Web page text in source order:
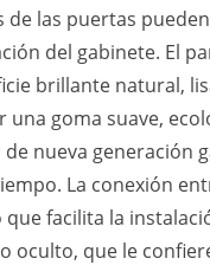
las puertas
del gabinete. El
brillante natural,
goma suave,
nueva generación
La conexión
facilita la
que le